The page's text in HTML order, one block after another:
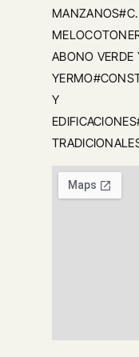
MANZANOS#C.
ABONO VERDE
Y